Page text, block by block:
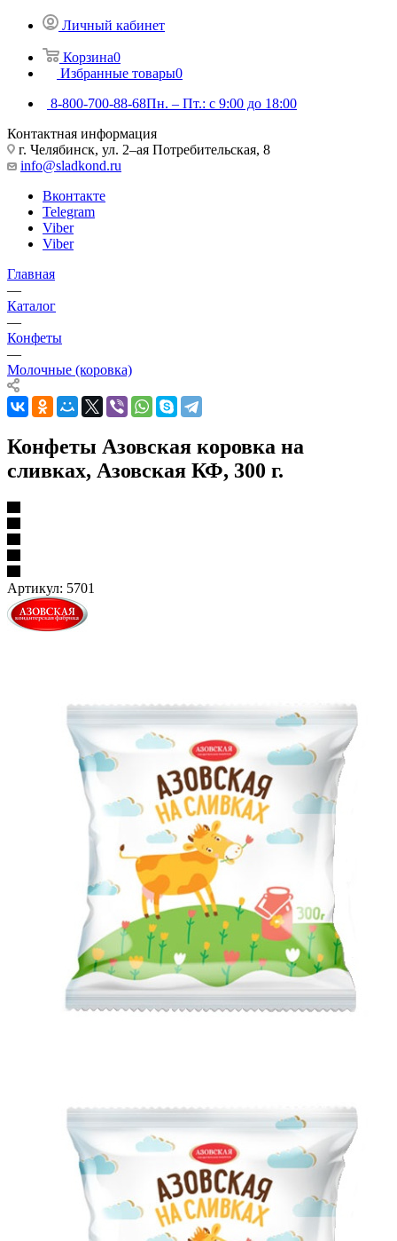
Личный кабинет
Корзина0
Избранные товары0
8-800-700-88-68Пн. – Пт.: с 9:00 до 18:00
Контактная информация
г. Челябинск, ул. 2–ая Потребительская, 8
info@sladkond.ru
Вконтакте
Telegram
Viber
Viber
Главная
—
Каталог
—
Конфеты
—
Молочные (коровка)
Конфеты Азовская коровка на
сливках, Азовская КФ, 300 г.
Артикул: 5701